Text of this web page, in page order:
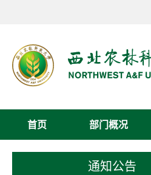
首页 部门概况
通知公告